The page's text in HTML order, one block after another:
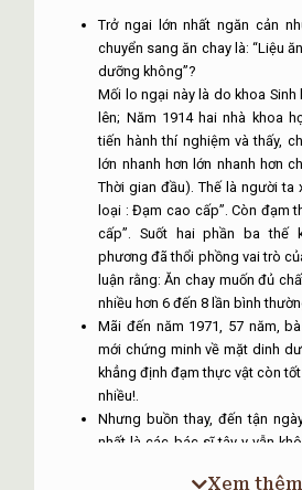
Trở ngai lớn nhất ngăn cản
chuyển sang ăn chay là: “Liệu
dưỡng không”?
Mối lo ngại này là do khoa
lên; Năm 1914 hai nhà khoa
tiến hành thí nghiệm và thấy,
lớn nhanh hơn lớn nhanh hơn
Thời gian đầu). Thế là người ta
loại : Đạm cao cấp”. Còn đạm
cấp”. Suốt hai phần ba thế
phương đã thổi phồng vai trò
luận rằng: Ăn chay muốn đủ
nhiều hơn 6 đến 8 lần bình
Mãi đến năm 1971, 57 năm,
mới chứng minh về mặt dinh
khẳng định đạm thực vật còn
nhiều!.
Nhưng buồn thay, đến tận
nhất là các bác sĩ tây y vẫn
Xem thêm